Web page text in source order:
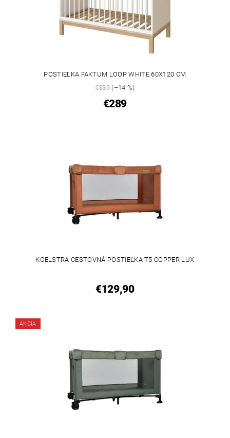
POSTIEĽKA FAKTUM LOOP WHITE 60X120 CM
€339 (–14 %)
€289
KOELSTRA CESTOVNÁ POSTIEĽKA T5 COPPER LUX
€129,90
AKCIA